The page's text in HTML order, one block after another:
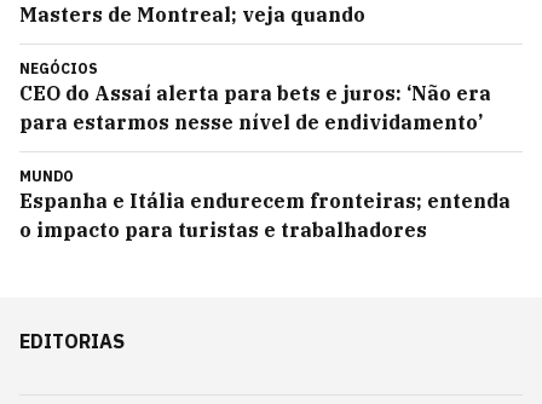
Masters de Montreal; veja quando
NEGÓCIOS
CEO do Assaí alerta para bets e juros: ‘Não era
para estarmos nesse nível de endividamento’
MUNDO
Espanha e Itália endurecem fronteiras; entenda
o impacto para turistas e trabalhadores
EDITORIAS